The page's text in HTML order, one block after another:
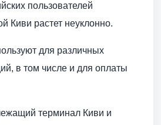
пользователей
Киви растет неуклонно.
для различных
в том числе и для оплаты
терминал Киви и